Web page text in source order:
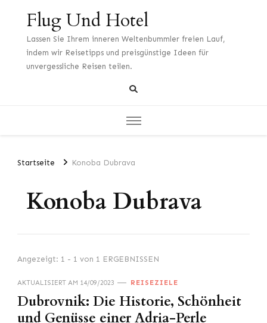
Flug Und Hotel
Lassen Sie Ihrem inneren Weltenbummler freien Lauf,
indem wir Reisetipps und preisgünstige Ideen für
unvergessliche Reisen teilen.
Startseite Konoba Dubrava
Konoba Dubrava
Angezeigt: 1 - 1 von 1 ERGEBNISSEN
AKTUALISIERT AM 14/09/2023 REISEZIELE
Dubrovnik: Die Historie, Schönheit
und Genüsse einer Adria-Perle